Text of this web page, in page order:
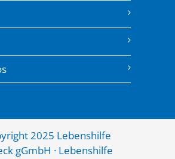
2025 Lebenshilfe
gGmbH · Lebenshilfe